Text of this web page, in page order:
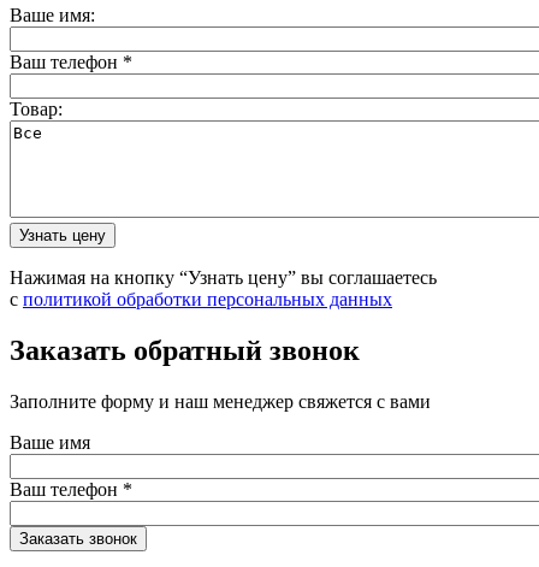
Ваше имя:
Ваш телефон *
Товар:
Нажимая на кнопку “Узнать цену” вы соглашаетесь
с политикой обработки персональных данных
Заказать обратный звонок
Заполните форму и наш менеджер свяжется с вами
Ваше имя
Ваш телефон *